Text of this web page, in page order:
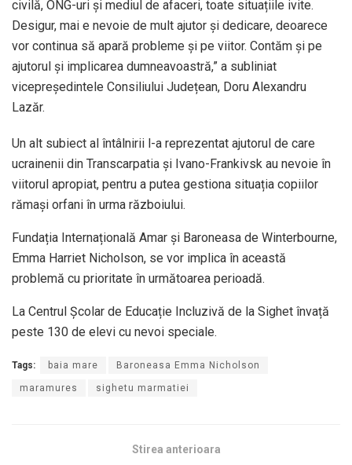
civilă, ONG-uri și mediul de afaceri, toate situațiile ivite.
Desigur, mai e nevoie de mult ajutor și dedicare, deoarece
vor continua să apară probleme și pe viitor. Contăm și pe
ajutorul și implicarea dumneavoastră,” a subliniat
vicepreședintele Consiliului Județean, Doru Alexandru
Lazăr.
Un alt subiect al întâlnirii l-a reprezentat ajutorul de care
ucrainenii din Transcarpatia și Ivano-Frankivsk au nevoie în
viitorul apropiat, pentru a putea gestiona situația copiilor
rămași orfani în urma războiului.
Fundația Internațională Amar și Baroneasa de Winterbourne,
Emma Harriet Nicholson, se vor implica în această
problemă cu prioritate în următoarea perioadă.
La Centrul Școlar de Educație Incluzivă de la Sighet învață
peste 130 de elevi cu nevoi speciale.
Tags: baia mare Baroneasa Emma Nicholson
maramures sighetu marmatiei
Stirea anterioara